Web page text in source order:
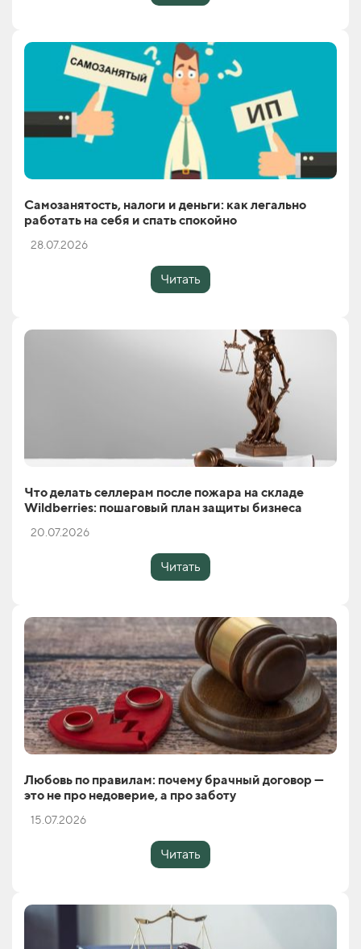
Самозанятость, налоги и деньги: как легально
работать на себя и спать спокойно
28.07.2026
Читать
Что делать селлерам после пожара на складе
Wildberries: пошаговый план защиты бизнеса
20.07.2026
Читать
Любовь по правилам: почему брачный договор —
это не про недоверие, а про заботу
15.07.2026
Читать